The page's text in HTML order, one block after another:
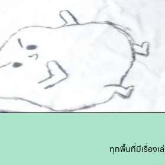
ทุกพื้นที่มีเรื่องเ